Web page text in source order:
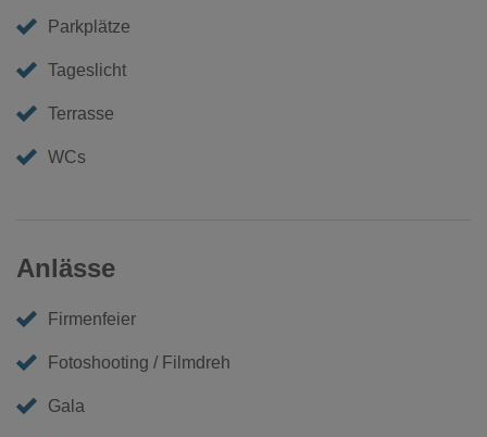
Parkplätze
Tageslicht
Terrasse
WCs
Anlässe
Firmenfeier
Fotoshooting / Filmdreh
Gala